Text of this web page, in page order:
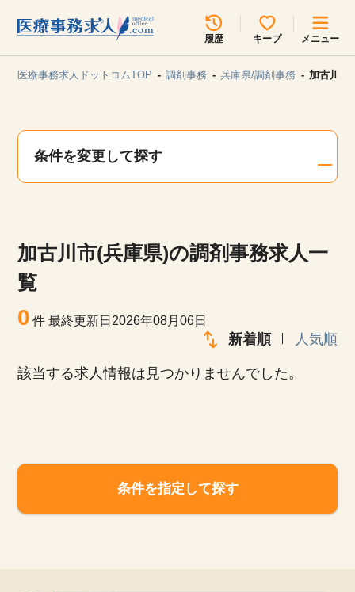
履歴 キープ メニュー
見学会・イベント情報
サイトの使い方
就職サポート
医療事務求人ドットコムTOP 調剤事務 兵庫県/調剤事務 加古川市
条件を変更して探す
加古川市(兵庫県)の調剤事務求人一
覧
0 件最終更新日2026年08月06日
新着順 人気順
該当する求人情報は見つかりませんでした。
条件を指定して探す
所在地のエリアを選択してください
各支店担当よりご連絡させていただきます。
関東
甲信越・北陸 中国・四国
九州・沖縄